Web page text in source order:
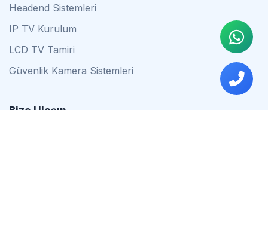
Headend Sistemleri
IP TV Kurulum
LCD TV Tamiri
Güvenlik Kamera Sistemleri
Bize Ulaşın